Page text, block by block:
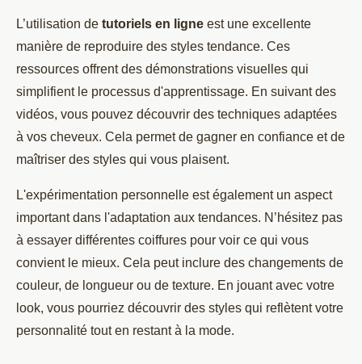
L’utilisation de tutoriels en ligne est une excellente
manière de reproduire des styles tendance. Ces
ressources offrent des démonstrations visuelles qui
simplifient le processus d'apprentissage. En suivant des
vidéos, vous pouvez découvrir des techniques adaptées
à vos cheveux. Cela permet de gagner en confiance et de
maîtriser des styles qui vous plaisent.
L'expérimentation personnelle est également un aspect
important dans l'adaptation aux tendances. N’hésitez pas
à essayer différentes coiffures pour voir ce qui vous
convient le mieux. Cela peut inclure des changements de
couleur, de longueur ou de texture. En jouant avec votre
look, vous pourriez découvrir des styles qui reflètent votre
personnalité tout en restant à la mode.